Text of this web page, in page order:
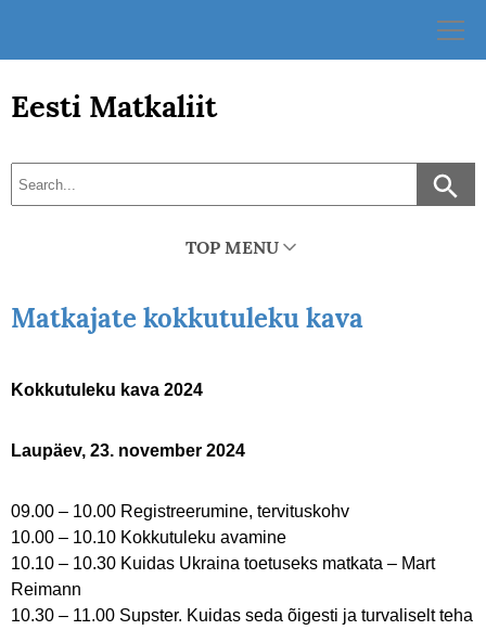
Eesti Matkaliit
TOP MENU
Matkajate kokkutuleku kava
Kokkutuleku kava 2024
Laupäev, 23. november 2024
09.00 – 10.00 Registreerumine, tervituskohv
10.00 – 10.10 Kokkutuleku avamine
10.10 – 10.30 Kuidas Ukraina toetuseks matkata – Mart
Reimann
10.30 – 11.00 Supster. Kuidas seda õigesti ja turvaliselt teha